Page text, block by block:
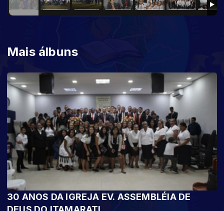
Mais álbuns
30 ANOS DA IGREJA EV. ASSEMBLÉIA DE